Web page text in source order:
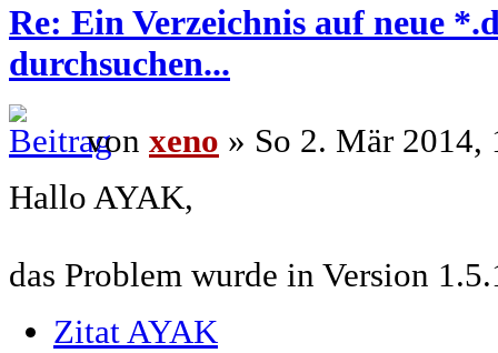
Re: Ein Verzeichnis auf neue
durchsuchen...
von xeno » So 2. Mär 2014,
Hallo AYAK,
das Problem wurde in Version
Zitat AYAK